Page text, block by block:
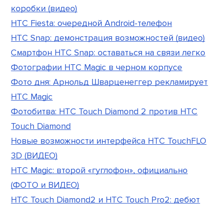
коробки (видео)
HTC Fiesta: очередной Android-телефон
HTC Snap: демонстрация возможностей (видео)
Смартфон HTC Snap: оставаться на связи легко
Фотографии HTC Magic в черном корпусе
Фото дня: Арнольд Шварценеггер рекламирует
HTC Magic
Фотобитва: HTC Touch Diamond 2 против HTC
Touch Diamond
Новые возможности интерфейса HTC TouchFLO
3D (ВИДЕО)
HTC Magic: второй «гуглофон», официально
(ФОТО и ВИДЕО)
HTC Touch Diamond2 и HTC Touch Pro2: дебют